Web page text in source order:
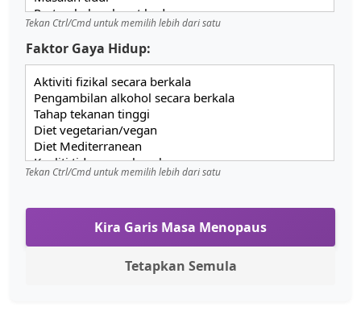
Tekan Ctrl/Cmd untuk memilih lebih dari satu
Faktor Gaya Hidup:
Tekan Ctrl/Cmd untuk memilih lebih dari satu
Kira Garis Masa Menopaus
Tetapkan Semula